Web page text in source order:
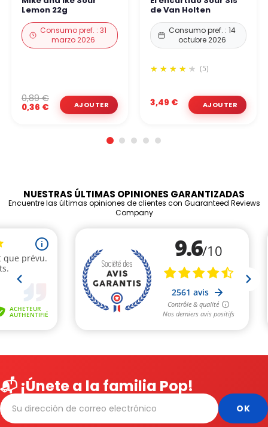
Lemon 22g
Consumo pref. : 31
marzo 2026
0,36 €
0,89 €
de Van Holten
Consumo pref. : 14
octubre 2026
(5)
3,49 €
NUESTRAS ÚLTIMAS OPINIONES GARANTIZADAS
Encuentre las últimas opiniones de clientes con Guaranteed Reviews
Company
📬 ¡Únete a la familia Pop!